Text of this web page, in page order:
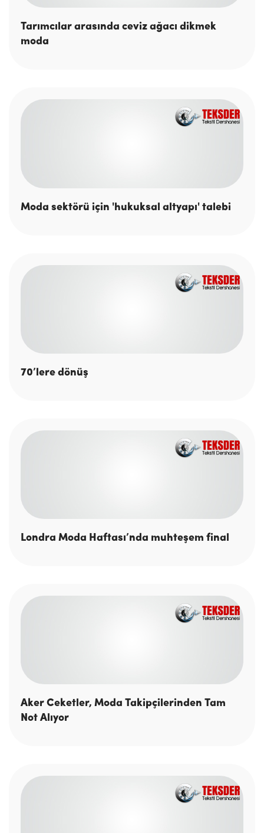
Tarımcılar arasında ceviz ağacı dikmek
moda
Moda sektörü için 'hukuksal altyapı' talebi
70’lere dönüş
Londra Moda Haftası’nda muhteşem final
Aker Ceketler, Moda Takipçilerinden Tam
Not Alıyor